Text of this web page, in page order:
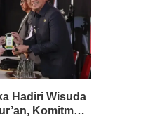
Hadiri Wisuda
Komitmen